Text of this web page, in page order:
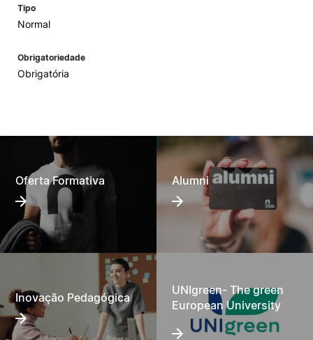
Tipo
Normal
Obrigatoriedade
Obrigatória
Oferta Formativa Alumni
Inovação Pedagógica
UNIgreen- The green
European University